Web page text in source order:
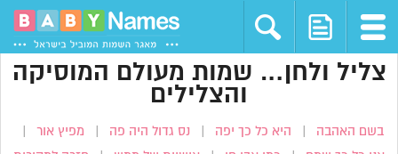
צליל ולחן… שמות מעולם המוסיקה
והצלילים
בשם האהבה היא כל כך יפה נס גדול היה פה מפיץ אור